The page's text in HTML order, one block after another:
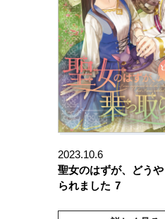
2023.10.6
聖女のはずが、どう
られました 7